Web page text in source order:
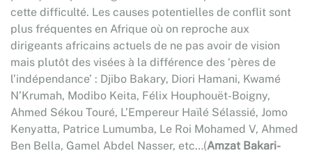
cette difficulté. Les causes potentielles de conflit sont
plus fréquentes en Afrique où on reproche aux
dirigeants africains actuels de ne pas avoir de vision
mais plutôt des visées à la différence des ‘pères de
l’indépendance’ : Djibo Bakary, Diori Hamani, Kwamé
N’Krumah, Modibo Keita, Félix Houphouët-Boigny,
Ahmed Sékou Touré, L’Empereur Haïlé Sélassié, Jomo
Kenyatta, Patrice Lumumba, Le Roi Mohamed V, Ahmed
Ben Bella, Gamel Abdel Nasser, etc…(Amzat Bakari-